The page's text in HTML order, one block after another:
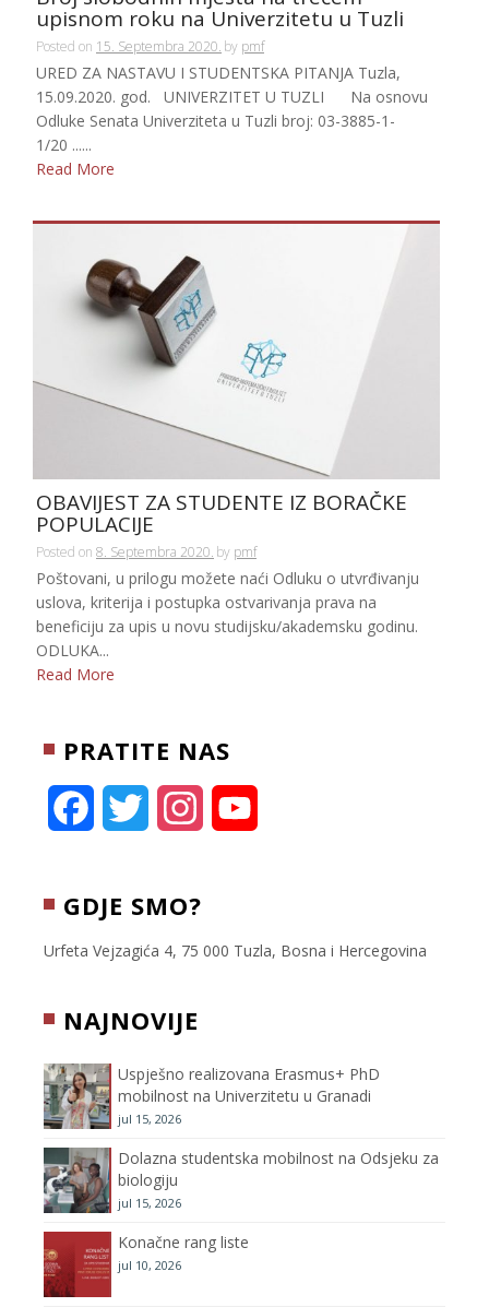
upisnom roku na Univerzitetu u Tuzli
Posted on 15. Septembra 2020. by pmf
URED ZA NASTAVU I STUDENTSKA PITANJA Tuzla,
15.09.2020. god. UNIVERZITET U TUZLI Na osnovu
Odluke Senata Univerziteta u Tuzli broj: 03-3885-1-
1/20 ......
Read More
OBAVIJEST ZA STUDENTE IZ BORAČKE
POPULACIJE
Posted on 8. Septembra 2020. by pmf
Poštovani, u prilogu možete naći Odluku o utvrđivanju
uslova, kriterija i postupka ostvarivanja prava na
beneficiju za upis u novu studijsku/akademsku godinu.
ODLUKA...
Read More
PRATITE NAS
c
e
o
o
k
i
t
e
r
t
r
T
e
GDJE SMO?
Urfeta Vejzagića 4, 75 000 Tuzla, Bosna i Hercegovina
NAJNOVIJE
Uspješno realizovana Erasmus+ PhD
mobilnost na Univerzitetu u Granadi
jul 15, 2026
Dolazna studentska mobilnost na Odsjeku za
biologiju
jul 15, 2026
Konačne rang liste
jul 10, 2026